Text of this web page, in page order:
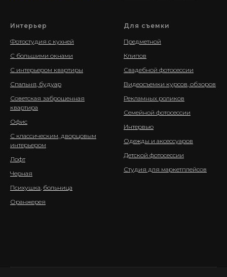
Интерьер
Фотостудия с кухней
С большими окнами
С интерьером квартиры
Спальня, будуар
Советская заброшенная
квартира
Офис
С классическим, дворцовым
интерьером
Лофт
Черная
Психушка, больница
Оранжерея
Для съемки
Предметной
Клипов
Свадебной фотосессии
Видеосъемки курсов, обзоров
Рекламных роликов
Семейной фотосессии
Интервью
Одежды и аксессуаров
Детской фотосессии
Студия для маркетплейсов